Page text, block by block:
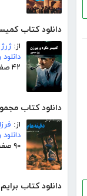
دانلود کتاب
از:
۴۲ صفحه
دانلود کتاب
از:
۹۰ صفحه
دانلود کتاب